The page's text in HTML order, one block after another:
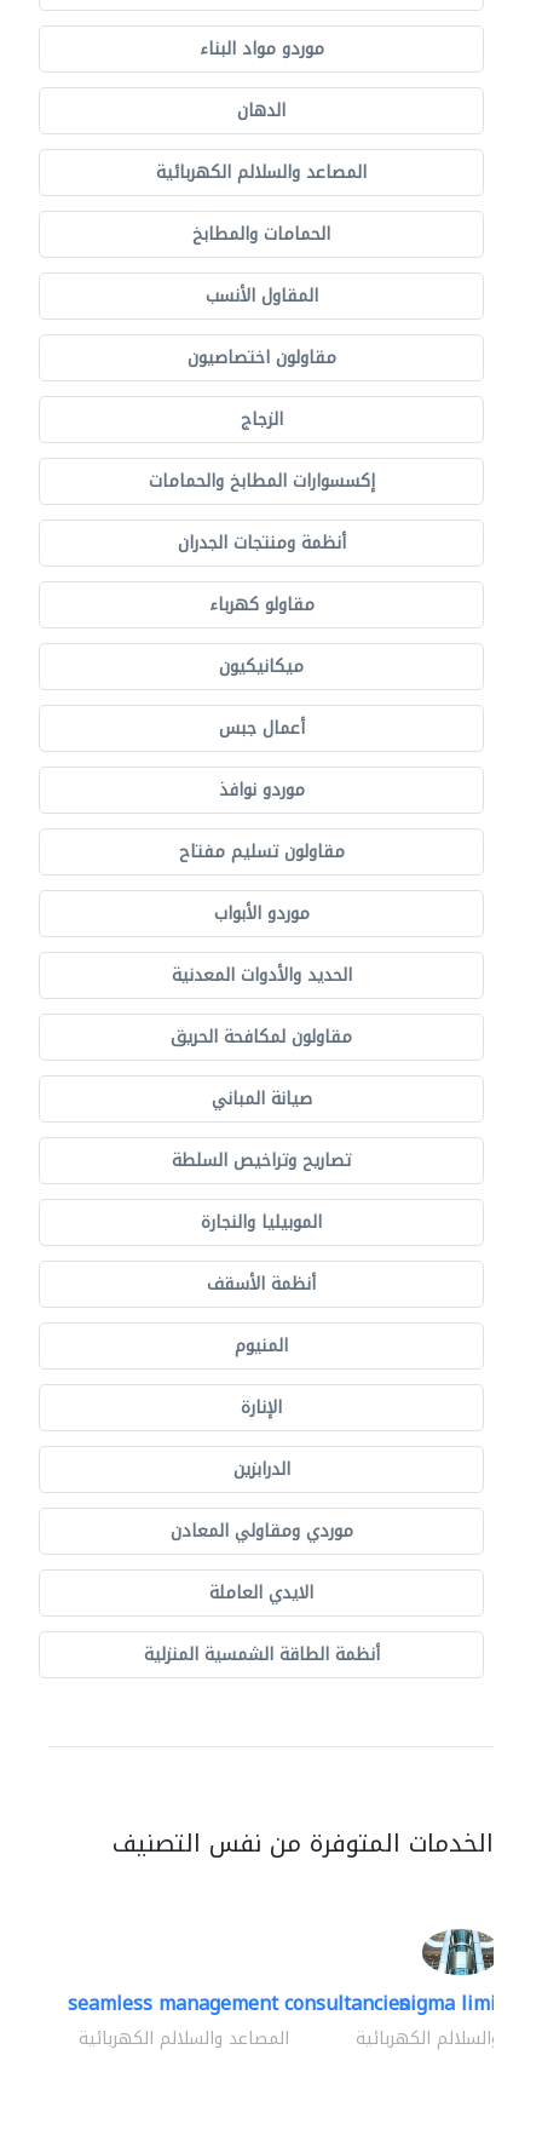
موردو مواد البناء
الدهان
المصاعد والسلالم الكهربائية
الحمامات والمطابخ
المقاول الأنسب
مقاولون اختصاصيون
الزجاج
إكسسوارات المطابخ والحمامات
أنظمة ومنتجات الجدران
مقاولو كهرباء
ميكانيكيون
أعمال جبس
موردو نوافذ
مقاولون تسليم مفتاح
موردو الأبواب
الحديد والأدوات المعدنية
مقاولون لمكافحة الحريق
صيانة المباني
تصاريح وتراخيص السلطة
الموبيليا والنجارة
أنظمة الأسقف
المنيوم
الإنارة
الدرابزين
موردي ومقاولي المعادن
الايدي العاملة
أنظمة الطاقة الشمسية المنزلية
الخدمات المتوفرة من نفس التصنيف
seamless management consultancies
المصاعد والسلالم الكهربائية
nigma limited
والسلالم الكهربائية